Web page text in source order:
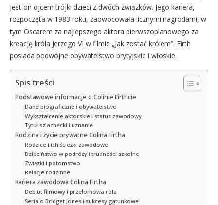
Jest on ojcem trójki dzieci z dwóch związków. Jego kariera,
rozpoczęta w 1983 roku, zaowocowała licznymi nagrodami, w
tym Oscarem za najlepszego aktora pierwszoplanowego za
kreację króla Jerzego VI w filmie „Jak zostać królem”. Firth
posiada podwójne obywatelstwo brytyjskie i włoskie.
Spis treści
Podstawowe informacje o Colinie Firthcie
Dane biograficzne i obywatelstwo
Wykształcenie aktorskie i status zawodowy
Tytuł szlachecki i uznanie
Rodzina i życie prywatne Colina Firtha
Rodzice i ich ścieżki zawodowe
Dzieciństwo w podróży i trudności szkolne
Związki i potomstwo
Relacje rodzinne
Kariera zawodowa Colina Firtha
Debiut filmowy i przełomowa rola
Seria o Bridget Jones i sukcesy gatunkowe